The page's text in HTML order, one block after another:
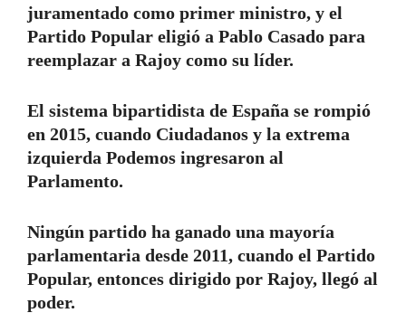
juramentado como primer ministro, y el
Partido Popular eligió a Pablo Casado para
reemplazar a Rajoy como su líder.
El sistema bipartidista de España se rompió
en 2015, cuando Ciudadanos y la extrema
izquierda Podemos ingresaron al
Parlamento.
Ningún partido ha ganado una mayoría
parlamentaria desde 2011, cuando el Partido
Popular, entonces dirigido por Rajoy, llegó al
poder.